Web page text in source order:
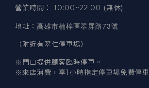
營業時間 ： 10:00~22:00 (無休)
地址 ： 高雄市楠梓區翠屏路73號
（附近有翠仁停車場）
※門口提供顧客臨時停車。
※來店消費，享1小時指定停車場免費停車